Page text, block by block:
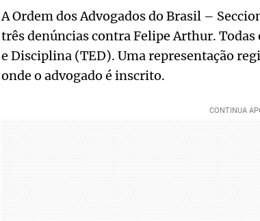
A Ordem dos Advogados do Brasil –
três denúncias contra Felipe Arthur.
e Disciplina (TED). Uma representação
onde o advogado é inscrito.